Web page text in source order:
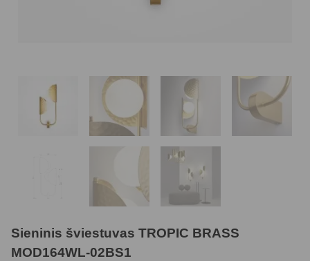
Sieninis šviestuvas TROPIC BRASS
MOD164WL-02BS1